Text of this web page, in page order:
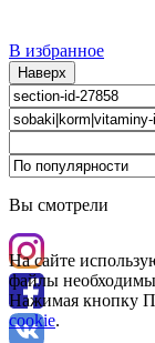
В избранное
Наверх
Вы смотрели
На сайте
файлы необходимы
Нажимая кнопку
cookie.